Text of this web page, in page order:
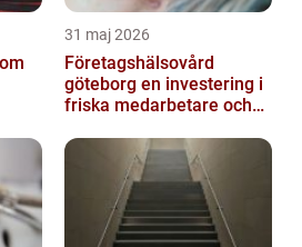
31 maj 2026
Företagshälsovård
göteborg en investering i
friska medarbetare och